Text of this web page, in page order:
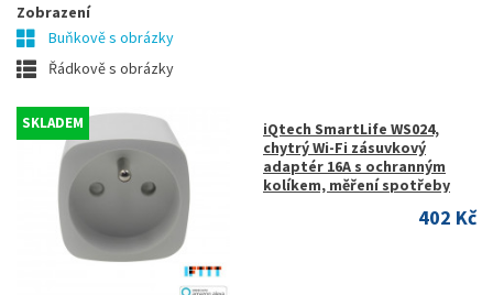
Zobrazení
Buňkově s obrázky
Řádkově s obrázky
SKLADEM
iQtech SmartLife WS024,
chytrý Wi-Fi zásuvkový
adaptér 16A s ochranným
kolíkem, měření spotřeby
402 Kč